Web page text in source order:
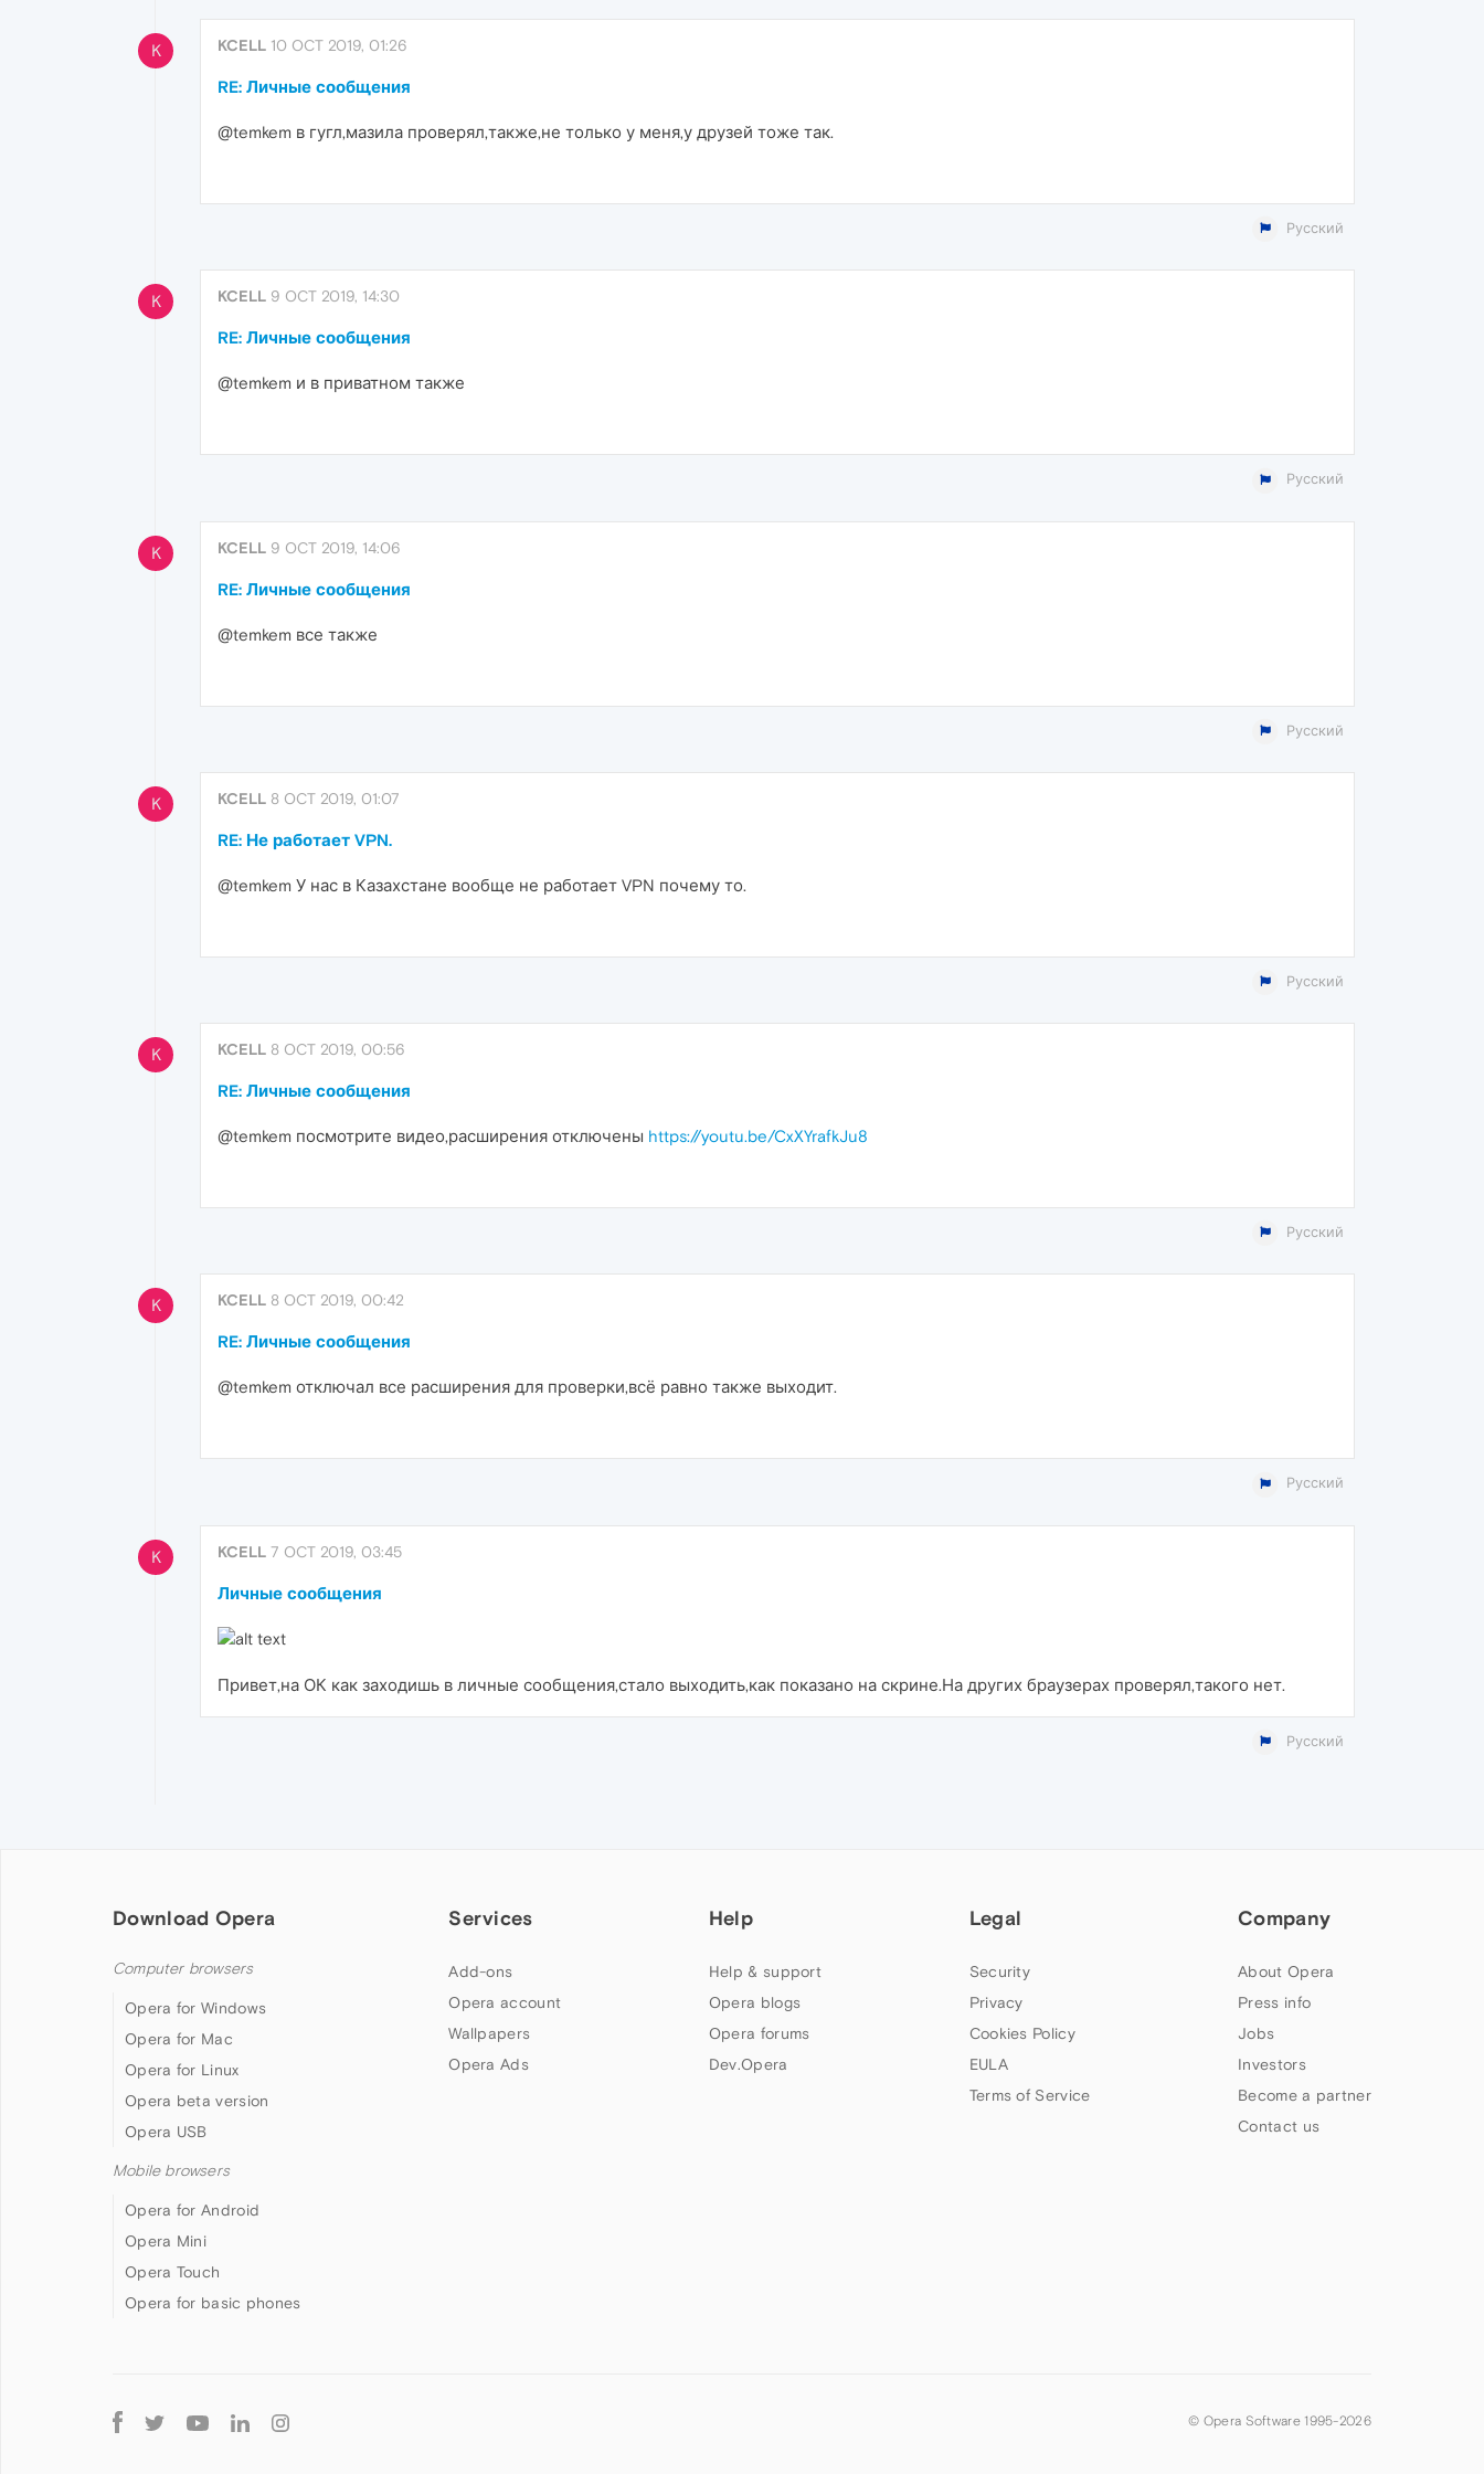
K KCELL 10 OCT 2019, 01:26
RE: Личные сообщения
@temkem в гугл,мазила проверял,также,не только у меня,у друзей тоже так.
Русский
K KCELL 9 OCT 2019, 14:30
RE: Личные сообщения
@temkem и в приватном также
Русский
K KCELL 9 OCT 2019, 14:06
RE: Личные сообщения
@temkem все также
Русский
K KCELL 8 OCT 2019, 01:07
RE: Не работает VPN.
@temkem У нас в Казахстане вообще не работает VPN почему то.
Русский
K KCELL 8 OCT 2019, 00:56
RE: Личные сообщения
@temkem посмотрите видео,расширения отключены https://youtu.be/CxXYrafkJu8
Русский
K KCELL 8 OCT 2019, 00:42
RE: Личные сообщения
@temkem отключал все расширения для проверки,всё равно также выходит.
Русский
K KCELL 7 OCT 2019, 03:45
Личные сообщения
Привет,на ОК как заходишь в личные сообщения,стало выходить,как показано на скрине.На других браузерах проверял,такого нет.
Русский
Download Opera
Computer browsers
Opera for Windows
Opera for Mac
Opera for Linux
Opera beta version
Opera USB
Mobile browsers
Opera for Android
Opera Mini
Opera Touch
Opera for basic phones
Services
Add-ons
Opera account
Wallpapers
Opera Ads
Help
Help & support
Opera blogs
Opera forums
Dev.Opera
Legal
Security
Privacy
Cookies Policy
EULA
Terms of Service
Company
About Opera
Press info
Jobs
Investors
Become a partner
Contact us
Follow
Opera
© Opera Software 1995-2026